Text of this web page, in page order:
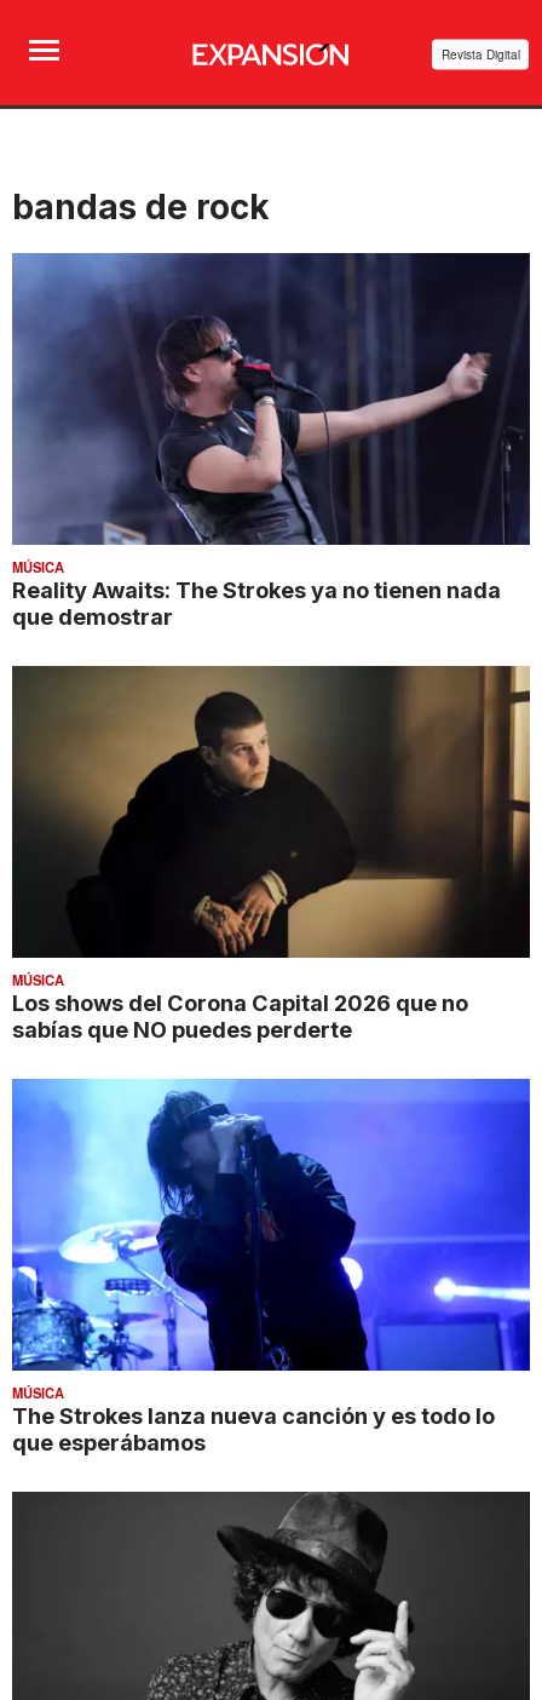
Revista Digital
bandas de rock
MÚSICA
Reality Awaits: The Strokes ya no tienen nada
que demostrar
MÚSICA
Los shows del Corona Capital 2026 que no
sabías que NO puedes perderte
MÚSICA
The Strokes lanza nueva canción y es todo lo
que esperábamos